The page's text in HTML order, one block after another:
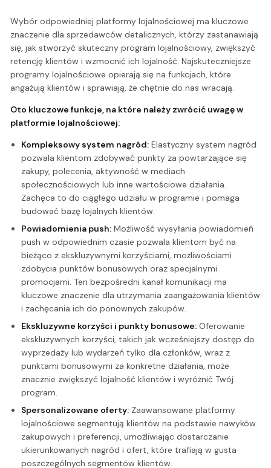
Wybór odpowiedniej platformy lojalnościowej ma kluczowe
znaczenie dla sprzedawców detalicznych, którzy zastanawiają
się, jak stworzyć skuteczny program lojalnościowy, zwiększyć
retencję klientów i wzmocnić ich lojalność. Najskuteczniejsze
programy lojalnościowe opierają się na funkcjach, które
angażują klientów i sprawiają, że chętnie do nas wracają.
Oto kluczowe funkcje, na które należy zwrócić uwagę w
platformie lojalnościowej:
Kompleksowy system nagród:Elastyczny system nagród
pozwala klientom zdobywać punkty za powtarzające się
zakupy, polecenia, aktywność w mediach
społecznościowych lub inne wartościowe działania.
Zachęca to do ciągłego udziału w programie i pomaga
budować bazę lojalnych klientów.
Powiadomienia push:Możliwość wysyłania powiadomień
push w odpowiednim czasie pozwala klientom być na
bieżąco z ekskluzywnymi korzyściami, możliwościami
zdobycia punktów bonusowych oraz specjalnymi
promocjami. Ten bezpośredni kanał komunikacji ma
kluczowe znaczenie dla utrzymania zaangażowania klientów
i zachęcania ich do ponownych zakupów.
Ekskluzywne korzyści i punkty bonusowe:Oferowanie
ekskluzywnych korzyści, takich jak wcześniejszy dostęp do
wyprzedaży lub wydarzeń tylko dla członków, wraz z
punktami bonusowymi za konkretne działania, może
znacznie zwiększyć lojalność klientów i wyróżnić Twój
program.
Spersonalizowane oferty:Zaawansowane platformy
lojalnościowe segmentują klientów na podstawie nawyków
zakupowych i preferencji, umożliwiając dostarczanie
ukierunkowanych nagród i ofert, które trafiają w gusta
poszczególnych segmentów klientów.